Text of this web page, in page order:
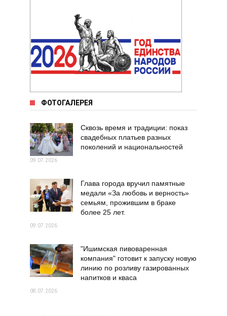
ФОТОГАЛЕРЕЯ
Сквозь время и традиции: показ
свадебных платьев разных
поколений и национальностей
09.07.2026
Глава города вручил памятные
медали «За любовь и верность»
семьям, прожившим в браке
более 25 лет.
09.07.2026
"Ишимская пивоваренная
компания" готовит к запуску новую
линию по розливу газированных
напитков и кваса
08.07.2026